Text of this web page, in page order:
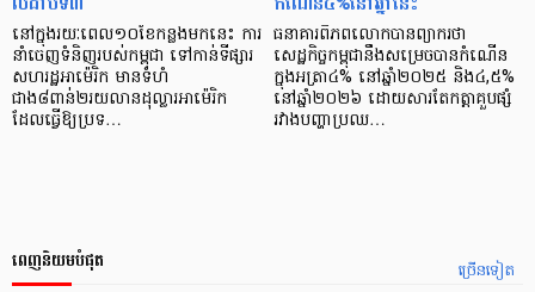
នៅក្នុងរយៈពេល១០ខែកន្លងមកនេះ ការ
នាំចេញទំនិញរបស់កម្ពុជា ទៅកាន់ទីផ្សារ
សហរដ្ឋអាម៉េរិក មានទំហំ
ជាង៨ពាន់២រយលានដុល្លារអាម៉េរិក
ដែលធ្វើឱ្យប្រទ…
ធនាគារពិភពលោកបានព្យាករថា
សេដ្ឋកិច្ចកម្ពុជានឹងសម្រេចបានកំណើន
ក្នុងអត្រា៤% នៅឆ្នាំ២០២៥ និង៤,៥%
នៅឆ្នាំ២០២៦ ដោយសារតែកត្តាគួបផ្សំ
រវាងបញ្ហាប្រឈ…
ច្រើនទៀត
ពេញនិយមបំផុត